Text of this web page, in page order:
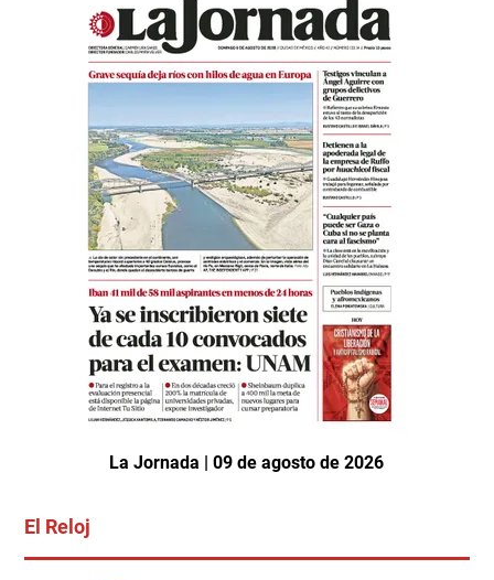
La Jornada | 09 de agosto de 2026
El Reloj